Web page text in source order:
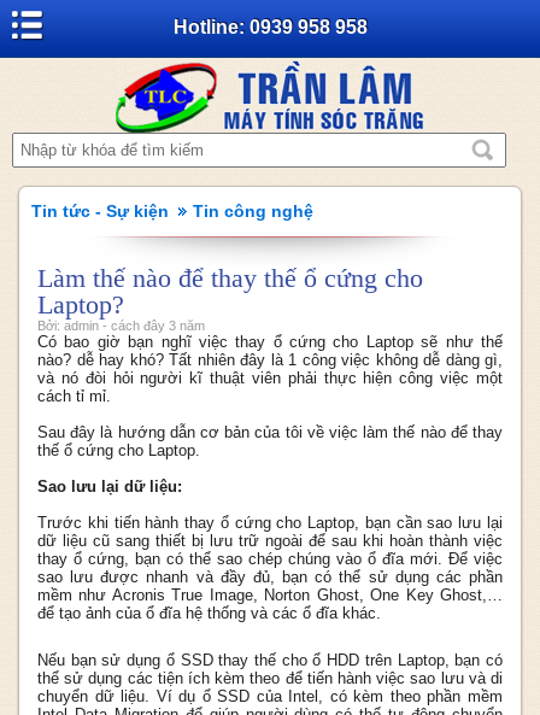
Hotline: 0939 958 958
Tin tức - Sự kiện Tin công nghệ
Làm thế nào để thay thế ổ cứng cho
Laptop?
Bởi: admin - cách đây 3 năm
Có bao giờ bạn nghĩ việc thay ổ cứng cho Laptop sẽ như thế
nào? dễ hay khó? Tất nhiên đây là 1 công việc không dễ dàng gì,
và nó đòi hỏi người kĩ thuật viên phải thực hiện công việc một
cách tỉ mỉ.
Sau đây là hướng dẫn cơ bản của tôi về việc làm thế nào để thay
thế ổ cứng cho Laptop.
Sao lưu lại dữ liệu:
Trước khi tiến hành thay ổ cứng cho Laptop, bạn cần sao lưu lại
dữ liệu cũ sang thiết bị lưu trữ ngoài để sau khi hoàn thành việc
thay ổ cứng, bạn có thể sao chép chúng vào ổ đĩa mới. Để việc
sao lưu được nhanh và đầy đủ, bạn có thể sử dụng các phần
mềm như Acronis True Image, Norton Ghost, One Key Ghost,…
để tạo ảnh của ổ đĩa hệ thống và các ổ đĩa khác.
Nếu bạn sử dụng ổ SSD thay thế cho ổ HDD trên Laptop, bạn có
thể sử dụng các tiện ích kèm theo để tiến hành việc sao lưu và di
chuyển dữ liệu. Ví dụ ổ SSD của Intel, có kèm theo phần mềm